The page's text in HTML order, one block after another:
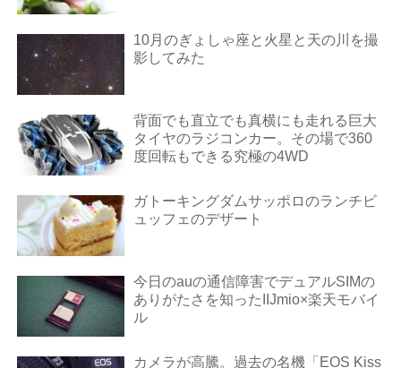
10月のぎょしゃ座と火星と天の川を撮
影してみた
背面でも直立でも真横にも走れる巨大
タイヤのラジコンカー。その場で360
度回転もできる究極の4WD
ガトーキングダムサッポロのランチビ
ュッフェのデザート
今日のauの通信障害でデュアルSIMの
ありがたさを知ったIIJmio×楽天モバイ
ル
カメラが高騰。過去の名機「EOS Kiss